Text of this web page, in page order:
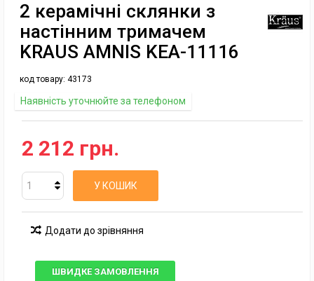
2 керамічні склянки з
настінним тримачем
KRAUS AMNIS KEA-11116
код товару: 43173
Наявність уточнюйте за телефоном
2 212 грн.
У КОШИК
Додати до зрівняння
ШВИДКЕ ЗАМОВЛЕННЯ